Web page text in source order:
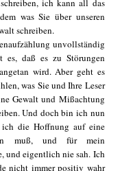
was Sie über unseren
schreiben.
unvollständig
daß es zu Störungen
wird. Aber geht es
was Sie und Ihre Leser
Gewalt und Mißachtung
Und doch bin ich nun
die Hoffnung auf eine
muß, und für mein
und eigentlich nie sah. Ich
nicht immer positiv wahr